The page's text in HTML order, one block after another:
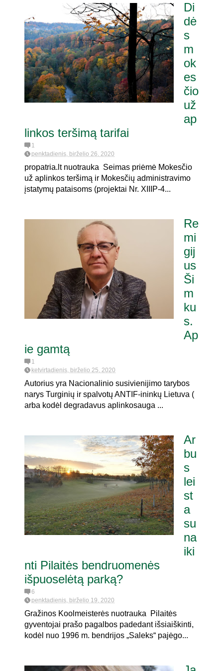
Di
dė
s
m
ok
es
čio
už
ap
linkos teršimą tarifai
1
penktadienis, birželio 26, 2020
propatria.lt nuotrauka Seimas priėmė Mokesčio
už aplinkos teršimą ir Mokesčių administravimo
įstatymų pataisoms (projektai Nr. XIIIP-4...
Re
mi
gij
us
Ši
m
ku
s.
Ap
ie gamtą
1
ketvirtadienis, birželio 25, 2020
Autorius yra Nacionalinio susivienijimo tarybos
narys Turginių ir spalvotų ANTIF-ininkų Lietuva (
arba kodėl degradavus aplinkosauga ...
Ar
bu
s
lei
st
a
su
na
iki
nti Pilaitės bendruomenės
išpuoselėtą parką?
6
penktadienis, birželio 19, 2020
Gražinos Koolmeisterės nuotrauka Pilaitės
gyventojai prašo pagalbos padedant išsiaiškinti,
kodėl nuo 1996 m. bendrijos „Saleks“ pajėgo...